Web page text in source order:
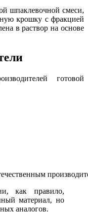
шпаклевочной смеси,
крошку с фракцией
в раствор на основе
готовой
как правило,
материал, но
аналогов.